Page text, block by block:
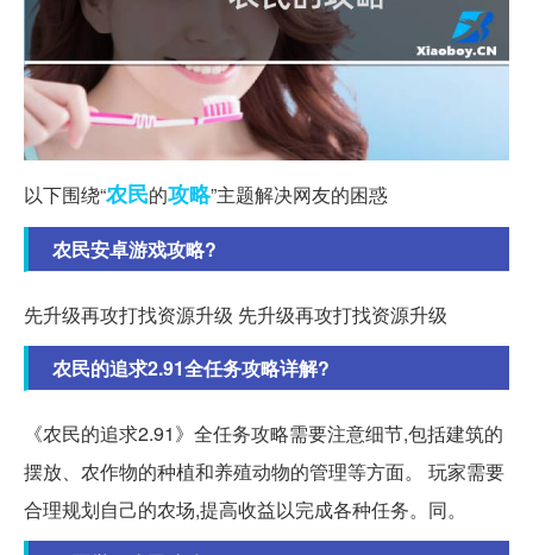
以下围绕“农民的攻略”主题解决网友的困惑
农民安卓游戏攻略?
先升级再攻打找资源升级 先升级再攻打找资源升级
农民的追求2.91全任务攻略详解?
《农民的追求2.91》全任务攻略需要注意细节,包括建筑的
摆放、农作物的种植和养殖动物的管理等方面。 玩家需要
合理规划自己的农场,提高收益以完成各种任务。同。